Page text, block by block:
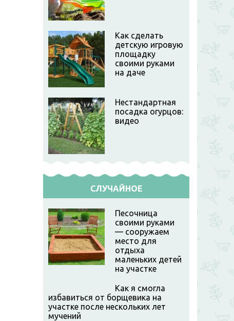
Как сделать
детскую игровую
площадку
своими руками
на даче
Нестандартная
посадка огурцов:
видео
СЛУЧАЙНОЕ
Песочница
своими руками
— сооружаем
место для
отдыха
маленьких детей
на участке
Как я смогла
избавиться от борщевика на
участке после нескольких лет
мучений